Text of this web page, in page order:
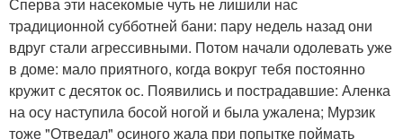
Сперва эти насекомые чуть не лишили нас
традиционной субботней бани: пару недель назад они
вдруг стали агрессивными. Потом начали одолевать уже
в доме: мало приятного, когда вокруг тебя постоянно
кружит с десяток ос. Появились и пострадавшие: Аленка
на осу наступила босой ногой и была ужалена; Мурзик
тоже "Отведал" осиного жала при попытке поймать